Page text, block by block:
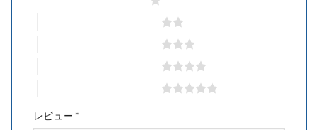
レビュー *